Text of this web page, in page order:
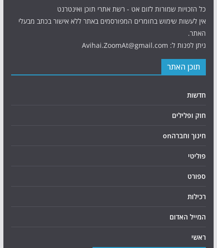
כל הזכויות שמורות לזום אט - רשת אתרי תוכן ואינטרנט
אין לעשות שימוש בחומרים המפורסמים באתר ללא אישור בכתב מבעלי
האתר.
ניתן לפנות ל: Avihai.ZoomAt@gmail.com
תוכן האתר
חדשות
חוק ופלילים
חינוך וחברהon
פוליטי
ספורט
רכילות
המייל האדום
ראשי